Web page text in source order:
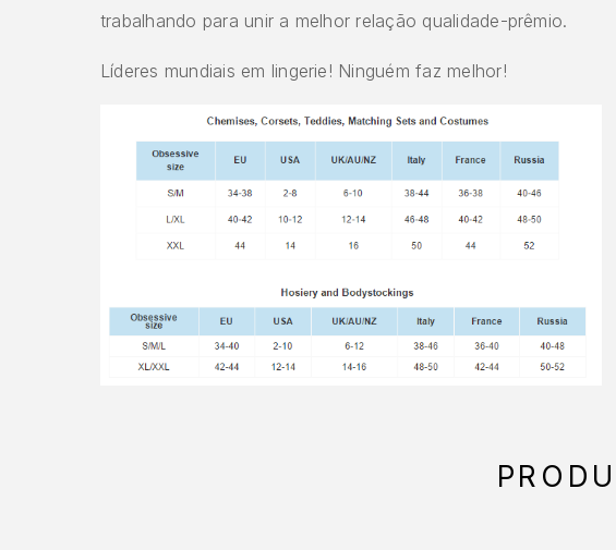
trabalhando para unir a melhor relação qualidade-prêmio.
Líderes mundiais em lingerie! Ninguém faz melhor!